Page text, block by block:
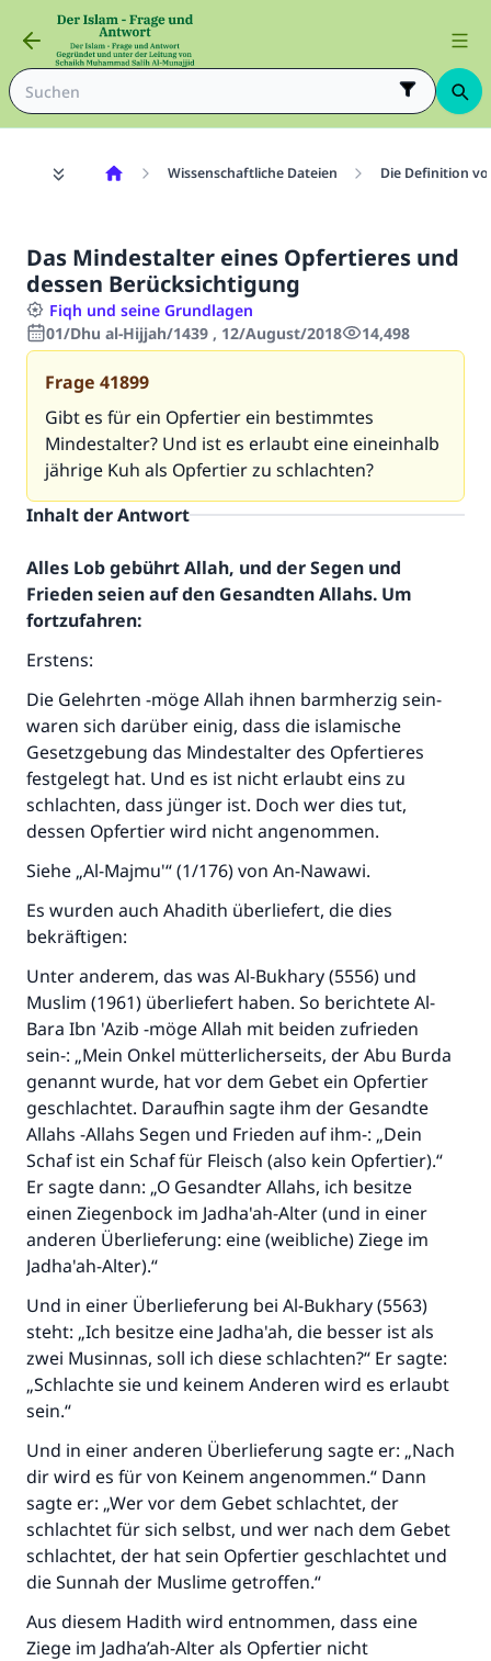
Wissenschaftliche Dateien Die Definition
Das Mindestalter eines Opfertieres und
dessen Berücksichtigung
Fiqh und seine Grundlagen
01/Dhu al-Hijjah/1439 , 12/August/2018
14,498
Frage 41899
Gibt es für ein Opfertier ein bestimmtes
Mindestalter? Und ist es erlaubt eine eineinhalb
jährige Kuh als Opfertier zu schlachten?
Inhalt der Antwort
Alles Lob gebührt Allah, und der Segen und
Frieden seien auf den Gesandten Allahs. Um
fortzufahren:
Erstens:
Die Gelehrten -möge Allah ihnen barmherzig sein-
waren sich darüber einig, dass die islamische
Gesetzgebung das Mindestalter des Opfertieres
festgelegt hat. Und es ist nicht erlaubt eins zu
schlachten, dass jünger ist. Doch wer dies tut,
dessen Opfertier wird nicht angenommen.
Siehe „Al-Majmu'“ (1/176) von An-Nawawi.
Es wurden auch Ahadith überliefert, die dies
bekräftigen:
Unter anderem, das was Al-Bukhary (5556) und
Muslim (1961) überliefert haben. So berichtete Al-
Bara Ibn 'Azib -möge Allah mit beiden zufrieden
sein-: „Mein Onkel mütterlicherseits, der Abu Burda
genannt wurde, hat vor dem Gebet ein Opfertier
geschlachtet. Daraufhin sagte ihm der Gesandte
Allahs -Allahs Segen und Frieden auf ihm-: „Dein
Schaf ist ein Schaf für Fleisch (also kein Opfertier).“
Er sagte dann: „O Gesandter Allahs, ich besitze
einen Ziegenbock im Jadha'ah-Alter (und in einer
anderen Überlieferung: eine (weibliche) Ziege im
Jadha'ah-Alter).“
Und in einer Überlieferung bei Al-Bukhary (5563)
steht: „Ich besitze eine Jadha'ah, die besser ist als
zwei Musinnas, soll ich diese schlachten?“ Er sagte:
„Schlachte sie und keinem Anderen wird es erlaubt
sein.“
Und in einer anderen Überlieferung sagte er: „Nach
dir wird es für von Keinem angenommen.“ Dann
sagte er: „Wer vor dem Gebet schlachtet, der
schlachtet für sich selbst, und wer nach dem Gebet
schlachtet, der hat sein Opfertier geschlachtet und
die Sunnah der Muslime getroffen.“
Aus diesem Hadith wird entnommen, dass eine
Ziege im Jadha’ah-Alter als Opfertier nicht